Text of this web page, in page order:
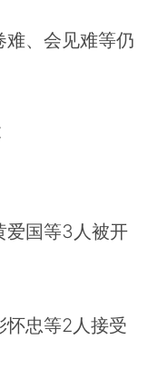
、会见难等仍
爱国等3人被开
怀忠等2人接受